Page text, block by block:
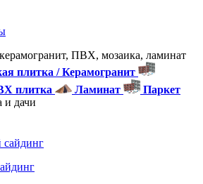
ПВХ, мозаика, ламинат
плитка / Керамогранит
плитка Ламинат
Паркет
и дачи
сайдинг